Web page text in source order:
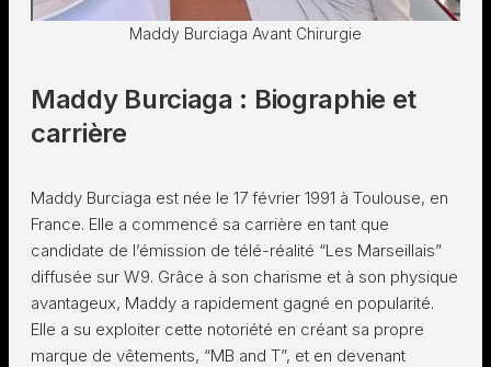
Maddy Burciaga Avant Chirurgie
Maddy Burciaga : Biographie et
carrière
Maddy Burciaga est née le 17 février 1991 à Toulouse, en
France. Elle a commencé sa carrière en tant que
candidate de l’émission de télé-réalité “Les Marseillais”
diffusée sur W9. Grâce à son charisme et à son physique
avantageux, Maddy a rapidement gagné en popularité.
Elle a su exploiter cette notoriété en créant sa propre
marque de vêtements, “MB and T”, et en devenant